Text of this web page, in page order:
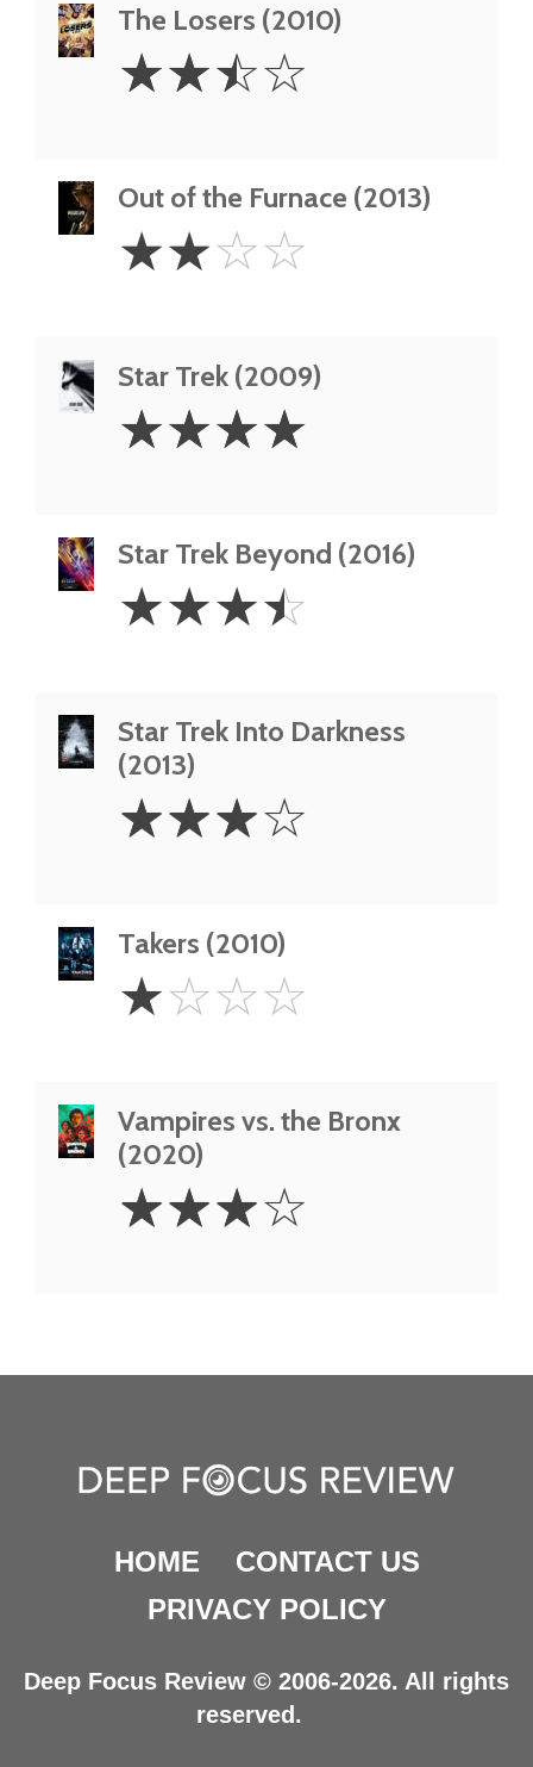
The Losers (2010)
2.5
Stars
☆☆☆☆
Out of the Furnace (2013)
Stars
☆☆☆☆
Star Trek (2009)
Stars
☆☆☆☆
Star Trek Beyond (2016)
3.5
Stars
☆☆☆☆
Star Trek Into Darkness
(2013)
Stars
☆☆☆☆
Takers (2010)
Star
☆☆☆☆
Vampires vs. the Bronx
(2020)
Stars
☆☆☆☆
HOME
CONTACT US
PRIVACY POLICY
Deep Focus Review © 2006-2026. All rights
reserved.